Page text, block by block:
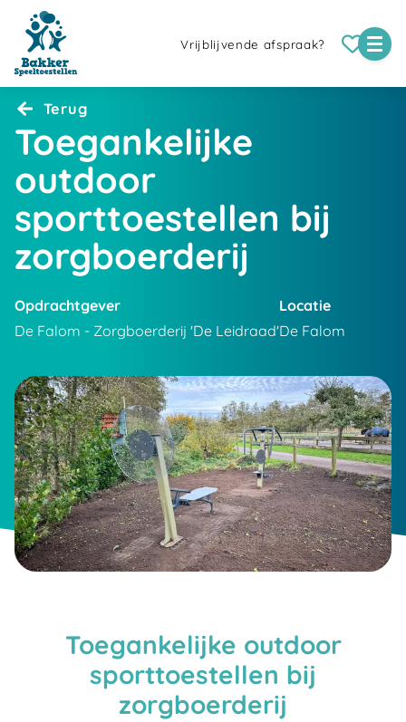
Vrijblijvende afspraak?
Terug
Toegankelijke
outdoor
sporttoestellen bij
zorgboerderij
Opdrachtgever
De Falom - Zorgboerderij 'De Leidraad'
Locatie
De Falom
Toegankelijke outdoor
sporttoestellen bij
zorgboerderij